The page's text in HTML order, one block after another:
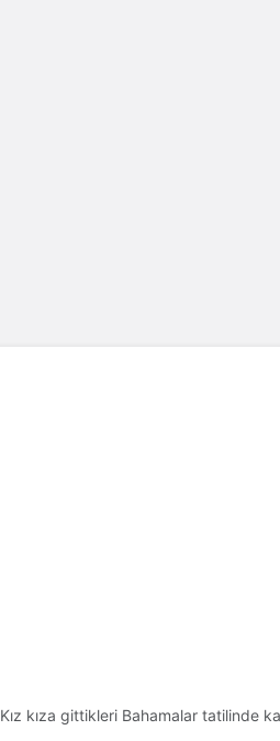
Kız kıza gittikleri Bahamalar tatilinde